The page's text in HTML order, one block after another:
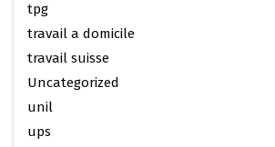
tpg
travail a domicile
travail suisse
Uncategorized
unil
ups